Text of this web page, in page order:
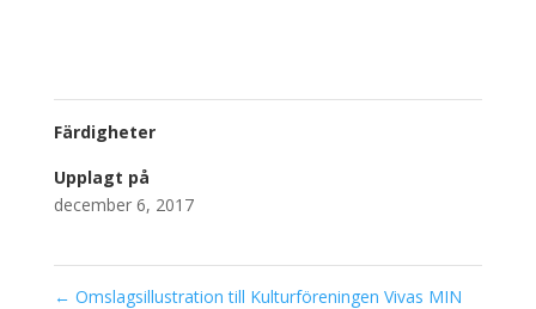
Färdigheter
Upplagt på
december 6, 2017
← Omslagsillustration till Kulturföreningen Vivas MIN